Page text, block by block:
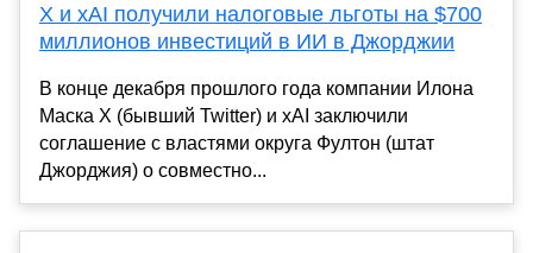
X и xAI получили налоговые льготы на $700
миллионов инвестиций в ИИ в Джорджии
В конце декабря прошлого года компании Илона
Маска X (бывший Twitter) и xAI заключили
соглашение с властями округа Фултон (штат
Джорджия) о совместно...